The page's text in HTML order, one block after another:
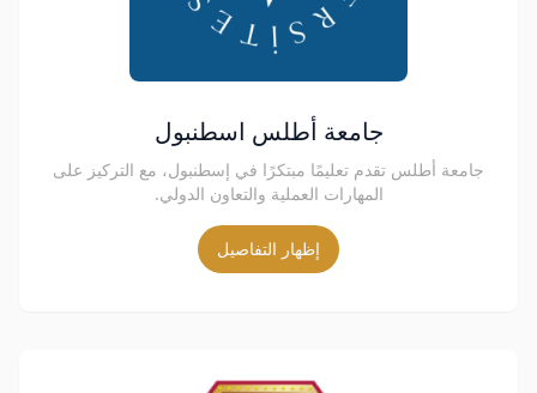
جامعة أطلس اسطنبول
جامعة أطلس تقدم تعليمًا مبتكرًا في إسطنبول، مع التركيز على
المهارات العملية والتعاون الدولي.
إظهار التفاصيل